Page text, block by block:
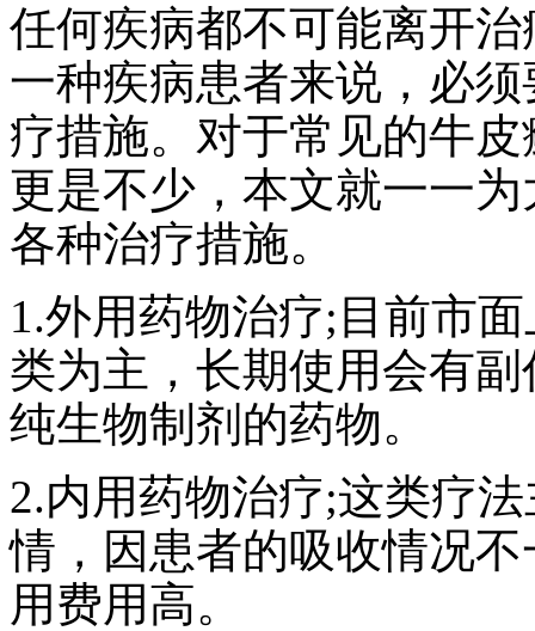
任何疾病都不可能离开
一种疾病患者来说，必
疗措施。对于常见的牛
更是不少，本文就一一
各种治疗措施。
1.外用药物治疗;目前市
类为主，长期使用会有
纯生物制剂的药物。
2.内用药物治疗;这类疗
情，因患者的吸收情况
用费用高。